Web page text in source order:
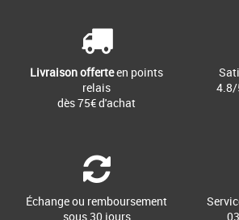
Livraison offerteen points
relais
dès 75€ d'achat
4.8/
Échange ou remboursement
sous 30 jours